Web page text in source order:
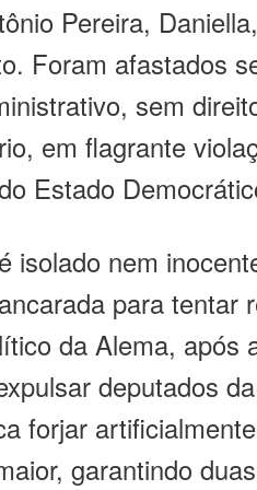
Pereira,
Foram afastados
sem
em flagrante
Estado
isolado nem
para tentar
da Alema, após
deputados
forjar
garantindo